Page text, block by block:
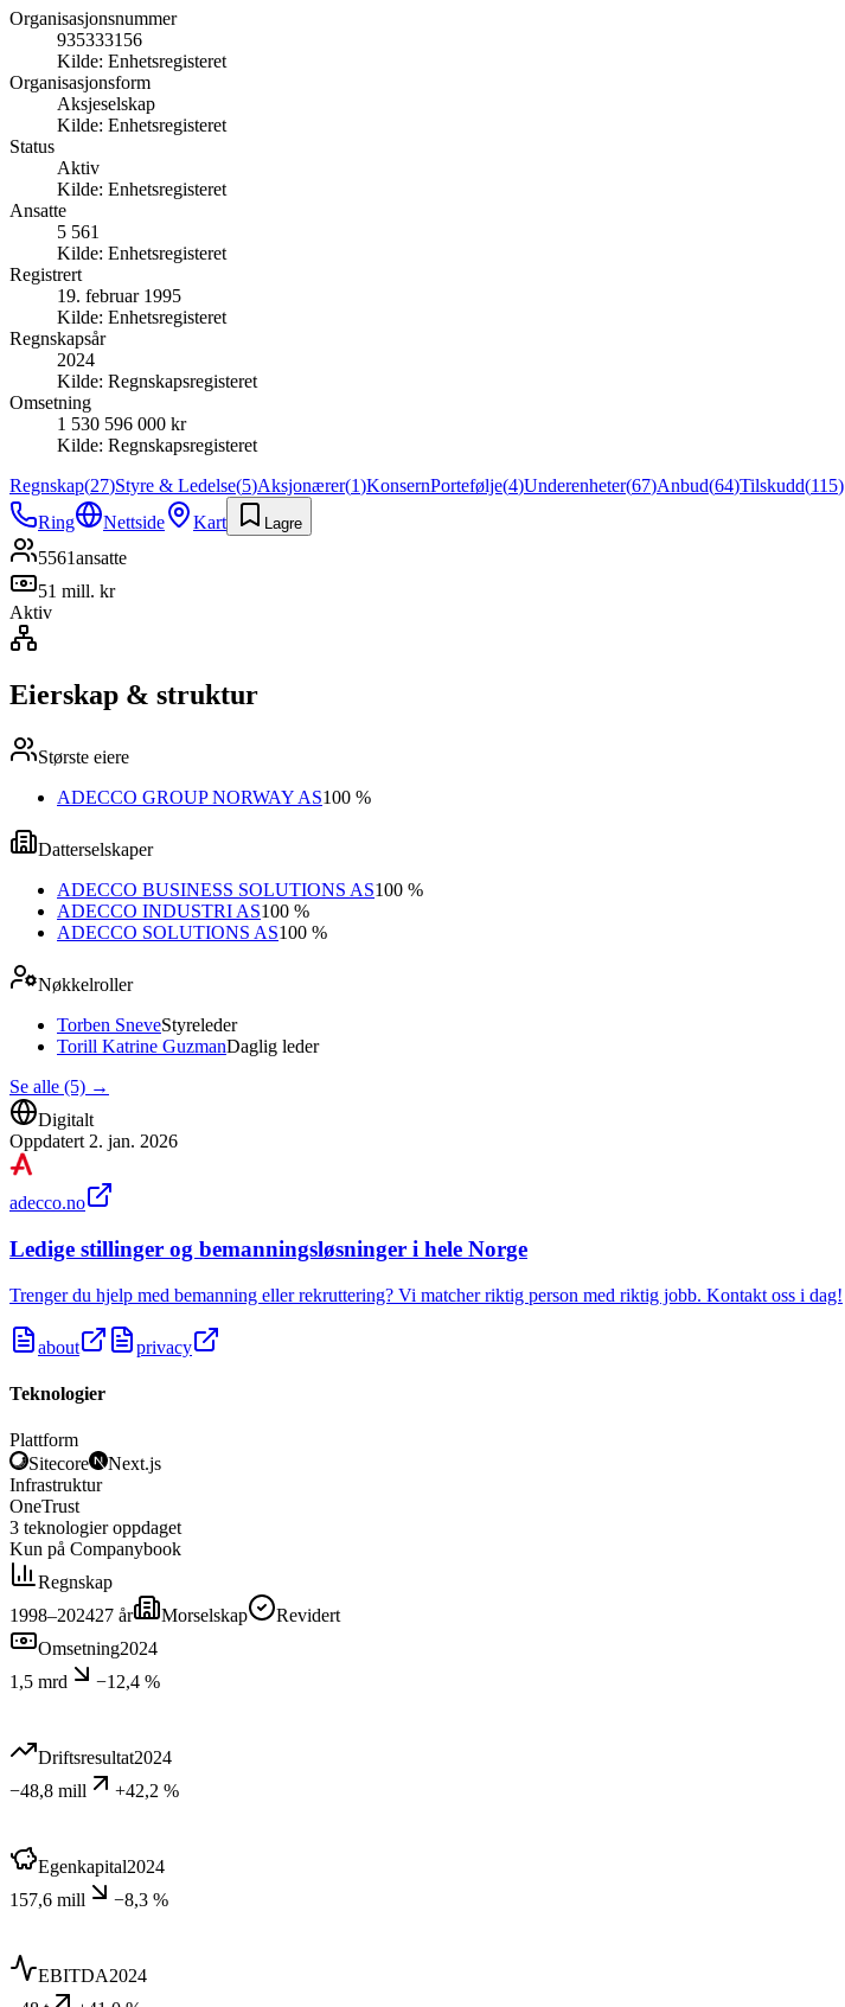
Organisasjonsnummer
935333156
Kilde: Enhetsregisteret
Organisasjonsform
Aksjeselskap
Kilde: Enhetsregisteret
Status
Aktiv
Kilde: Enhetsregisteret
Ansatte
5 561
Kilde: Enhetsregisteret
Registrert
19. februar 1995
Kilde: Enhetsregisteret
Regnskapsår
2024
Kilde: Regnskapsregisteret
Omsetning
1 530 596 000 kr
Kilde: Regnskapsregisteret
Regnskap(27)Styre & Ledelse(5)Aksjonærer(1)KonsernPortefølje(4)Underenheter(67)Anbud(64)Tilskudd(115)
Ring
Nettside Kart Lagre
5561ansatte
51 mill. kr
Aktiv
Eierskap & struktur
Største eiere
ADECCO GROUP NORWAY AS100 %
Datterselskaper
ADECCO BUSINESS SOLUTIONS AS100 %
ADECCO INDUSTRI AS100 %
ADECCO SOLUTIONS AS100 %
Nøkkelroller
Torben SneveStyreleder
Torill Katrine GuzmanDaglig leder
Se alle (5) →
Digitalt
Oppdatert 2. jan. 2026
adecco.no
Ledige stillinger og bemanningsløsninger i hele Norge
Trenger du hjelp med bemanning eller rekruttering? Vi matcher riktig person med riktig jobb. Kontakt oss i dag!
about privacy
Teknologier
Plattform
Sitecore
Next.js
Infrastruktur
OneTrust
3 teknologier oppdaget
Kun på Companybook
Regnskap
1998–202427 år Morselskap
Revidert
Omsetning2024
1,5 mrd
−12,4 %
Driftsresultat2024
−48,8 mill
+42,2 %
Egenkapital2024
157,6 mill
−8,3 %
EBITDA2024